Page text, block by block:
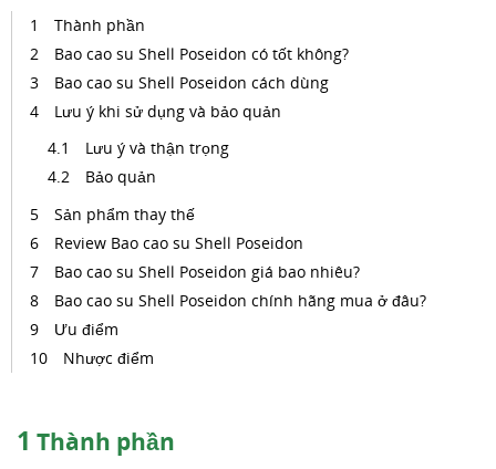
Thành phần
Bao cao su Shell Poseidon có tốt không?
Bao cao su Shell Poseidon cách dùng
Lưu ý khi sử dụng và bảo quản
Lưu ý và thận trọng
Bảo quản
Sản phẩm thay thế
Review Bao cao su Shell Poseidon
Bao cao su Shell Poseidon giá bao nhiêu?
Bao cao su Shell Poseidon chính hãng mua ở đâu?
Ưu điểm
Nhược điểm
1 Thành phần